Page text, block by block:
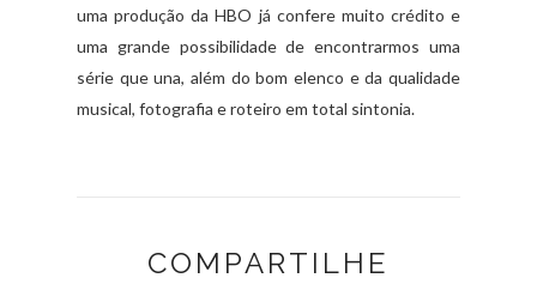
uma produção da HBO já confere muito crédito e
uma grande possibilidade de encontrarmos uma
série que una, além do bom elenco e da qualidade
musical, fotografia e roteiro em total sintonia.
COMPARTILHE